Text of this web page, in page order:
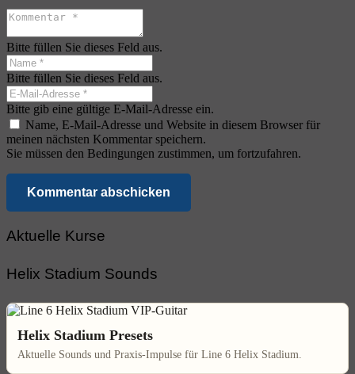
Bitte füllen Sie dieses Feld aus.
Bitte füllen Sie dieses Feld aus.
Bitte gib eine gültige E-Mail-Adresse ein.
Name, E-Mail-Adresse und Website in diesem Browser für
meinen nächsten Kommentar speichern.
Sie müssen den Bedingungen zustimmen, um fortzufahren.
Kommentar abschicken
Aktuelle Kurse
Helix Stadium Sounds
Helix Stadium Presets
Aktuelle Sounds und Praxis-Impulse für Line 6 Helix Stadium.